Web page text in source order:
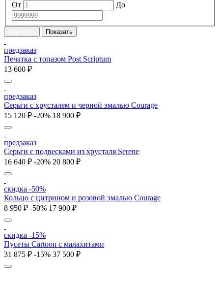
От
До
предзаказ
Печатка с топазом Post Scriptum
13 600 ₽
предзаказ
Серьги с хрусталем и черной эмалью Courage
15 120 ₽ -20% 18 900 ₽
предзаказ
Серьги с подвесками из хрусталя Serene
16 640 ₽ -20% 20 800 ₽
скидка -50%
Кольцо с цитрином и розовой эмалью Courage
8 950 ₽ -50% 17 900 ₽
скидка -15%
Пусеты Cartoon с малахитами
31 875 ₽ -15% 37 500 ₽